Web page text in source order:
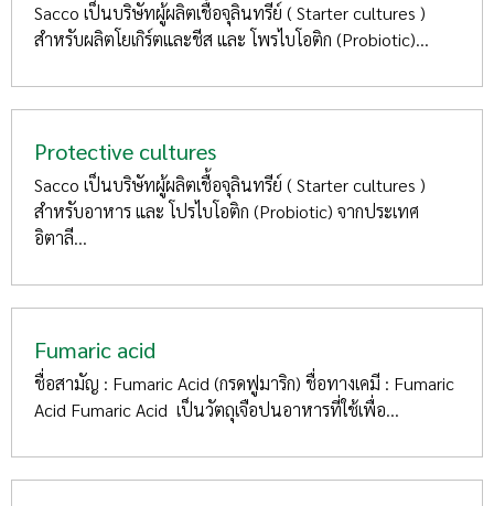
Sacco เป็นบริษัทผู้ผลิตเชื้อจุลินทรีย์ ( Starter cultures )
สำหรับผลิตโยเกิร์ตและชีส และ โพรไบโอติก (Probiotic)...
Protective cultures
Sacco เป็นบริษัทผู้ผลิตเชื้อจุลินทรีย์ ( Starter cultures )
สำหรับอาหาร และ โปรไบโอติก (Probiotic) จากประเทศ
อิตาลี...
Fumaric acid
ชื่อสามัญ : Fumaric Acid (กรดฟูมาริก) ชื่อทางเคมี : Fumaric
Acid Fumaric Acid เป็นวัตถุเจือปนอาหารที่ใช้เพื่อ...